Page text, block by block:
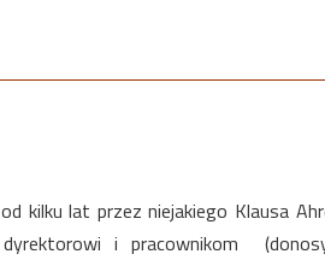
kilku lat przez niejakiego Klausa
i pracownikom